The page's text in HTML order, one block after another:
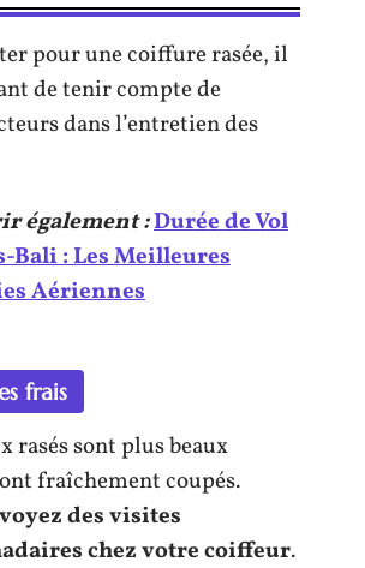
pour une coiffure rasée, il
de tenir compte de
dans l’entretien des
également :Durée de Vol
Bali : Les Meilleures
Aériennes
frais
rasés sont plus beaux
fraîchement coupés.
des visites
chez votre coiffeur.